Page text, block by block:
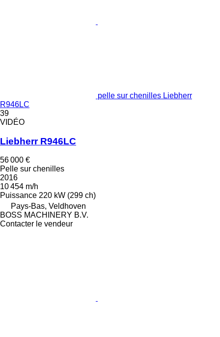
pelle sur chenilles Liebherr
R946LC
39
VIDÉO
Liebherr R946LC
56 000 €
Pelle sur chenilles
2016
10 454 m/h
Puissance 220 kW (299 ch)
Pays-Bas, Veldhoven
BOSS MACHINERY B.V.
Contacter le vendeur